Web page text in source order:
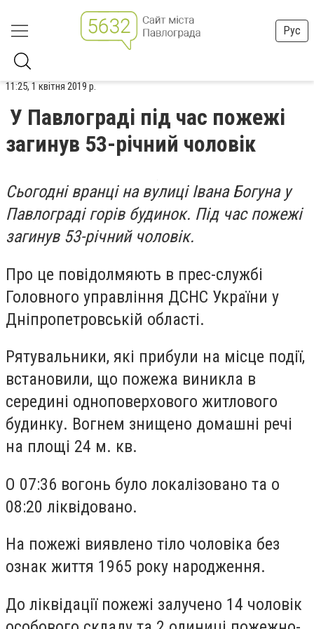
Рус
11:25, 1 квітня 2019 р.
У Павлограді під час пожежі
загинув 53-річний чоловік
Сьогодні вранці на вулиці Івана Богуна у
Павлограді горів будинок. Під час пожежі
загинув 53-річний чоловік.
Про це повідолмяють в прес-службі
Головного управління ДСНС України у
Дніпропетровській області.
Рятувальники, які прибули на місце події,
встановили, що пожежа виникла в
середині одноповерхового житлового
будинку. Вогнем знищено домашні речі
на площі 24 м. кв.
О 07:36 вогонь було локалізовано та о
08:20 ліквідовано.
На пожежі виявлено тіло чоловіка без
ознак життя 1965 року народження.
До ліквідації пожежі залучено 14 чоловік